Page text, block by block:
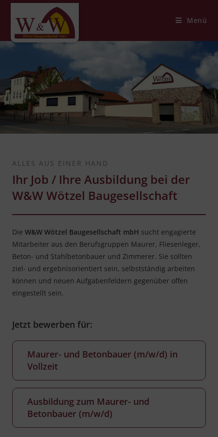
Menü
ALLES AUS EINER HAND
Ihr Job / Ihre Ausbildung bei der
W&W Wötzel Baugesellschaft
Die W&W Wötzel Baugesellschaft mbH sucht engagierte
Mitarbeiter aus den Berufsgruppen Maurer, Fliesenleger,
Beton- und Stahlbetonbauer und Zimmerer. Sie sollten
ziel- und ergebnisorientiert sein, selbstständig arbeiten
können und neuen Aufgabenfeldern gegenüber offen
eingestellt sein.
Jetzt bewerben für:
Maurer- und Betonbauer (m/w/d) in
Vollzeit
Ausbildung zum Maurer- und
Betonbauer (m/w/d)